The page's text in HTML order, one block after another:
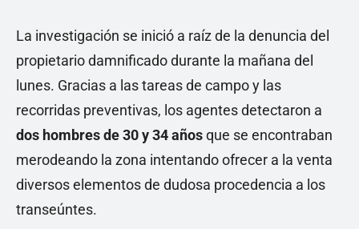
La investigación se inició a raíz de la denuncia del
propietario damnificado durante la mañana del
lunes. Gracias a las tareas de campo y las
recorridas preventivas, los agentes detectaron a
dos hombres de 30 y 34 añosque se encontraban
merodeando la zona intentando ofrecer a la venta
diversos elementos de dudosa procedencia a los
transeúntes.